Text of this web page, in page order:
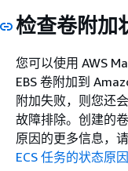
检查卷附加
您可以使用 AWS
EBS 卷附加到
附加失败，则您还
故障排除。创建的
原因的更多信息，
ECS 任务的状态原因